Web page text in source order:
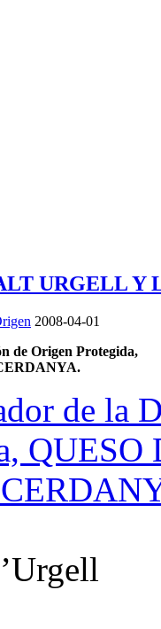
URGELL Y
2008-04-01
de Origen Protegida,